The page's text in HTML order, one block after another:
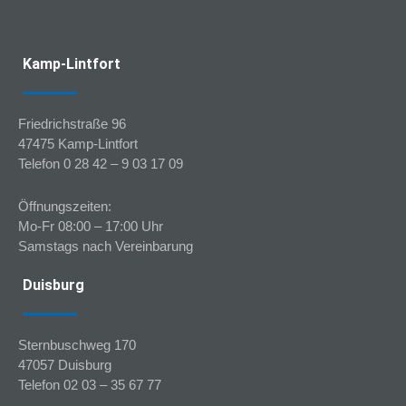
Kamp-Lintfort
Friedrichstraße 96
47475 Kamp-Lintfort
Telefon 0 28 42 – 9 03 17 09
Öffnungszeiten:
Mo-Fr 08:00 – 17:00 Uhr
Samstags nach Vereinbarung
Duisburg
Sternbuschweg 170
47057 Duisburg
Telefon 02 03 – 35 67 77